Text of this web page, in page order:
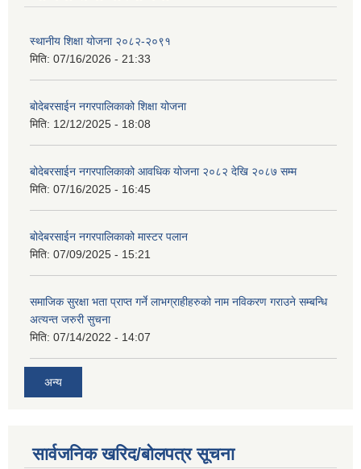
स्थानीय शिक्षा योजना २०८२-२०९१
मिति: 07/16/2026 - 21:33
बोदेबरसाईन नगरपालिकाको शिक्षा योजना
मिति: 12/12/2025 - 18:08
बोदेबरसाईन नगरपालिकाको आवधिक योजना २०८२ देखि २०८७ सम्म
मिति: 07/16/2025 - 16:45
बोदेबरसाईन नगरपालिकाको मास्टर पलान
मिति: 07/09/2025 - 15:21
समाजिक सुरक्षा भता प्राप्त गर्ने लाभग्राहीहरुको नाम नविकरण गराउने सम्बन्धि
अत्यन्त जरुरी सुचना
मिति: 07/14/2022 - 14:07
अन्य
सार्वजनिक खरिद/बोलपत्र सूचना